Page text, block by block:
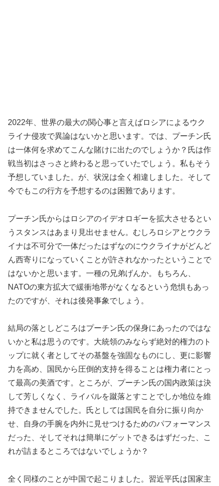
2022年、世界の最大の関心事と言えばロシアによるウク
ライナ侵攻で異論はないかと思います。では、プーチン氏
は一体何を求めてこんな賭けに出たのでしょうか？氏は作
戦当初はさっさと終わると思っていたでしょう。私もそう
予想していました。が、状況は全く相違しました。そして
今でもこの行方を予想するのは困難であります。
プーチン氏からはロシアのイデオロギーを拡大させるとい
うスタンスはあまり見出せません。むしろロシアとウクラ
イナは不可分で一体だったはずなのにウクライナがどんど
ん西寄りになっていくことが許されなかったということで
はないかと思います。一種の兄弟げんか。もちろん、
NATOの東方拡大で緩衝地帯がなくなるという危惧もあっ
たのですが、それは後発事象でしょう。
結局の落としどころはプーチン氏の保身にあったのではな
いかと私は思うのです。大統領のみならず絶対的権力のト
ップに就く者としてその基盤を強固なものにし、更に影響
力を高め、国民から圧倒的支持を得ることは権力者にとっ
て最高の美酒です。ところが、プーチン氏の国内政策は決
して芳しくなく、ライバルを蹴落とすことでしか地位を維
持できませんでした。氏としては国民を自分に振り向か
せ、自身の手腕を内外に見せつけるためのパフォーマンス
だった、そしてそれは簡単にゲットできるはずだった、こ
れが詰まるところではないでしょうか？
全く同様のことが中国で起こりました。習近平氏は国家主